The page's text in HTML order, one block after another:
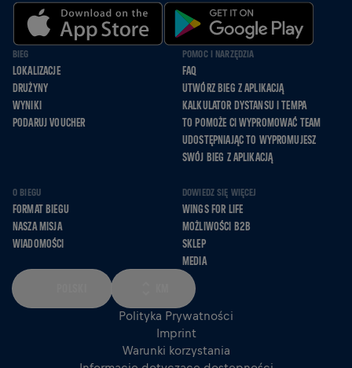
BIEG
LOKALIZACJE
DRUŻYNY
WYNIKI
PODARUJ VOUCHER
POMOC I NARZĘDZIA
FAQ
UTWÓRZ BIEG Z APLIKACJĄ
KALKULATOR DYSTANSU I TEMPA
TO POMOŻE CI WYPROMOWAĆ TEAM
UDOSTĘPNIAJĄC TO WYPROMUJESZ
SWÓJ BIEG Z APLIKACJĄ
O BIEGU
FORMAT BIEGU
NASZA MISJA
WIADOMOŚCI
DOWIEDZ SIĘ WIĘCEJ
WINGS FOR LIFE
MOŻLIWOŚCI B2B
SKLEP
MEDIA
Polityka Prywatności
Imprint
Warunki korzystania